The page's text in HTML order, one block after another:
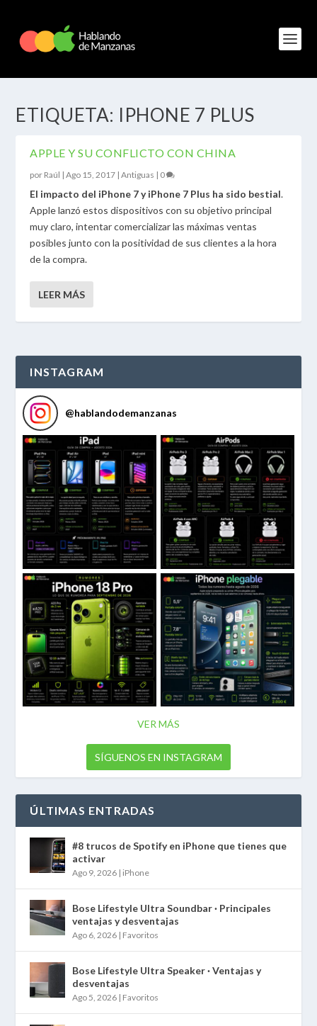
ETIQUETA: IPHONE 7 PLUS
APPLE Y SU CONFLICTO CON CHINA
por Raúl |Ago 15, 2017 |Antiguas | 0
El impacto del iPhone 7 y iPhone 7 Plus ha sido bestial.
Apple lanzó estos dispositivos con su objetivo principal
muy claro, intentar comercializar las máximas ventas
posibles junto con la positividad de sus clientes a la hora
de la compra.
LEER MÁS
INSTAGRAM
@hablandodemanzanas
VER MÁS
SÍGUENOS EN INSTAGRAM
ÚLTIMAS ENTRADAS
#8 trucos de Spotify en iPhone que tienes que
activar
Ago 9, 2026 | iPhone
Bose Lifestyle Ultra Soundbar · Principales
ventajas y desventajas
Ago 6, 2026 | Favoritos
Bose Lifestyle Ultra Speaker · Ventajas y
desventajas
Ago 5, 2026 | Favoritos